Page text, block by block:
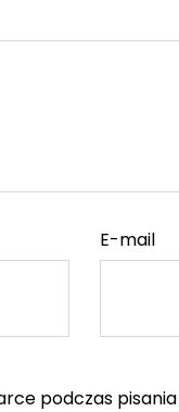
E-mail
podczas